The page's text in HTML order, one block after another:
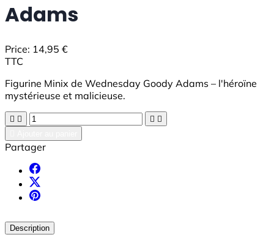
Adams
Price: 14,95 €
TTC
Figurine Minix de Wednesday Goody Adams – l'héroïne
mystérieuse et malicieuse.
   
Partager
Description